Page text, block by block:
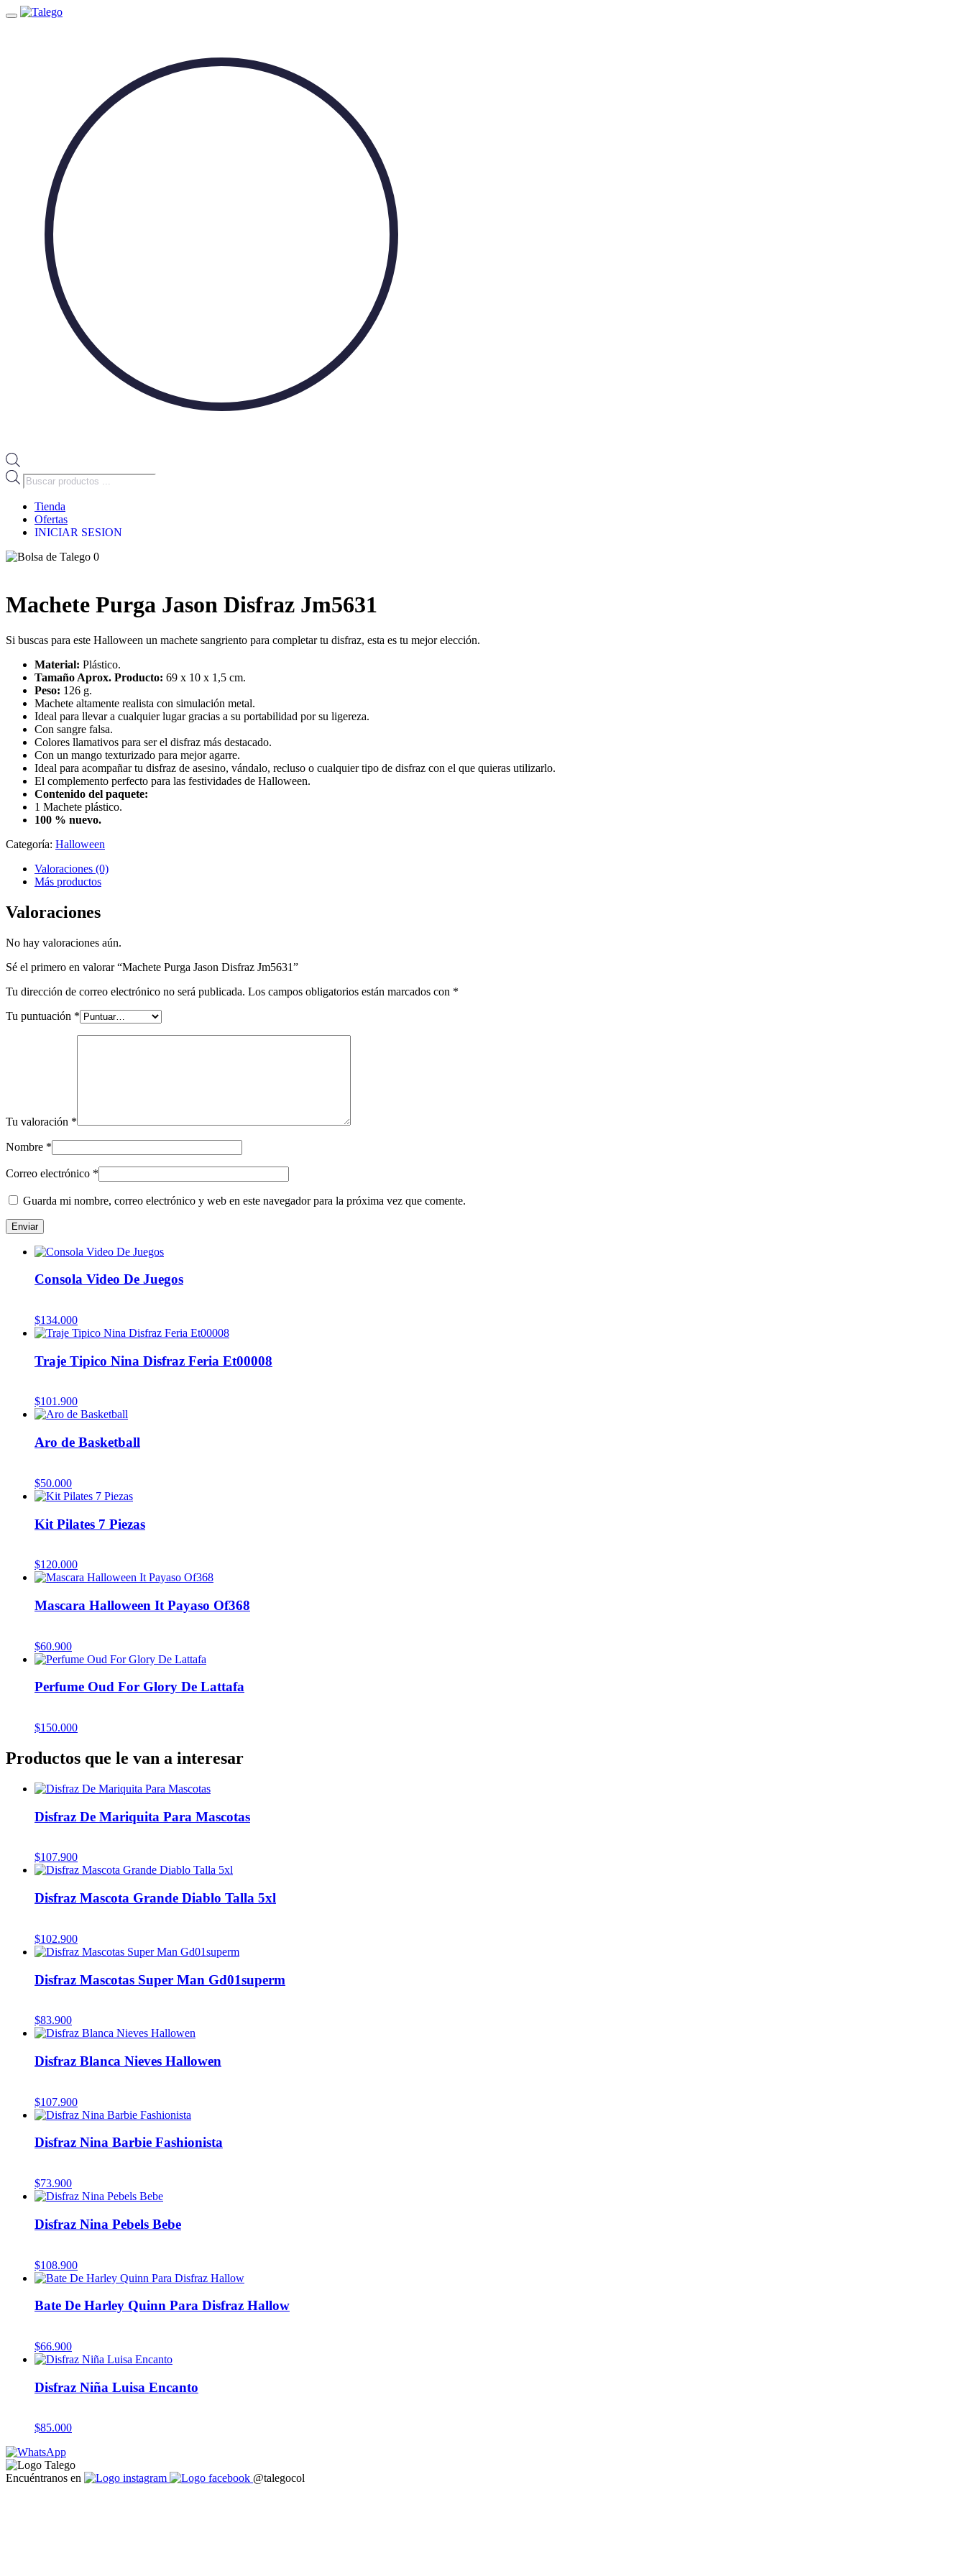
Búsqueda
de
productos
Tienda
Ofertas
INICIAR SESION
0
Machete Purga Jason Disfraz Jm5631
Si buscas para este Halloween un machete sangriento para completar tu disfraz, esta es tu mejor elección.
Material: Plástico.
Tamaño Aprox. Producto: 69 x 10 x 1,5 cm.
Peso: 126 g.
Machete altamente realista con simulación metal.
Ideal para llevar a cualquier lugar gracias a su portabilidad por su ligereza.
Con sangre falsa.
Colores llamativos para ser el disfraz más destacado.
Con un mango texturizado para mejor agarre.
Ideal para acompañar tu disfraz de asesino, vándalo, recluso o cualquier tipo de disfraz con el que quieras utilizarlo.
El complemento perfecto para las festividades de Halloween.
Contenido del paquete:
1 Machete plástico.
100 % nuevo.
Categoría: Halloween
Valoraciones (0)
Más productos
Valoraciones
No hay valoraciones aún.
Sé el primero en valorar “Machete Purga Jason Disfraz Jm5631”
Tu dirección de correo electrónico no será publicada. Los campos obligatorios están marcados con *
Tu puntuación *
Tu valoración *
Nombre *
Correo electrónico *
Guarda mi nombre, correo electrónico y web en este navegador para la próxima vez que comente.
Consola Video De Juegos
$134.000
Traje Tipico Nina Disfraz Feria Et00008
$101.900
Aro de Basketball
$50.000
Kit Pilates 7 Piezas
$120.000
Mascara Halloween It Payaso Of368
$60.900
Perfume Oud For Glory De Lattafa
$150.000
Productos que le van a interesar
Disfraz De Mariquita Para Mascotas
$107.900
Disfraz Mascota Grande Diablo Talla 5xl
$102.900
Disfraz Mascotas Super Man Gd01superm
$83.900
Disfraz Blanca Nieves Hallowen
$107.900
Disfraz Nina Barbie Fashionista
$73.900
Disfraz Nina Pebels Bebe
$108.900
Bate De Harley Quinn Para Disfraz Hallow
$66.900
Disfraz Niña Luisa Encanto
$85.000
Encuéntranos en @talegocol